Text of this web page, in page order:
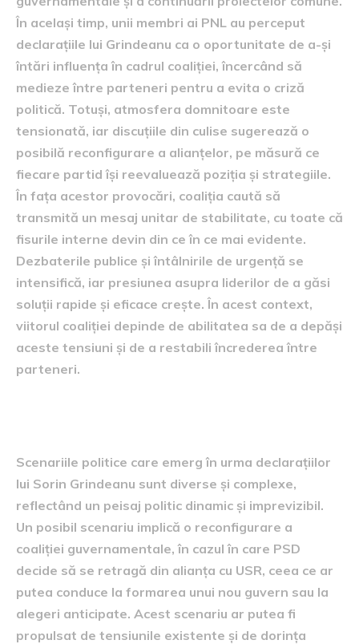
În același timp, unii membri ai PNL au perceput
declarațiile lui Grindeanu ca o oportunitate de a-și
întări influența în cadrul coaliției, încercând să
medieze între parteneri pentru a evita o criză
politică. Totuși, atmosfera domnitoare este
tensionată, iar discuțiile din culise sugerează o
posibilă reconfigurare a alianțelor, pe măsură ce
fiecare partid își reevaluează poziția și strategiile.
În fața acestor provocări, coaliția caută să
transmită un mesaj unitar de stabilitate, cu toate că
fisurile interne devin din ce în ce mai evidente.
Dezbaterile publice și întâlnirile de urgență se
intensifică, iar presiunea asupra liderilor de a găsi
soluții rapide și eficace crește. În acest context,
viitorul coaliției depinde de abilitatea sa de a depăși
aceste tensiuni și de a restabili încrederea între
parteneri.
Scenariile politice care emerg în urma declarațiilor
lui Sorin Grindeanu sunt diverse și complexe,
reflectând un peisaj politic dinamic și imprevizibil.
Un posibil scenariu implică o reconfigurare a
coaliției guvernamentale, în cazul în care PSD
decide să se retragă din alianța cu USR, ceea ce ar
putea conduce la formarea unui nou guvern sau la
alegeri anticipate. Acest scenariu ar putea fi
propulsat de tensiunile existente și de dorința